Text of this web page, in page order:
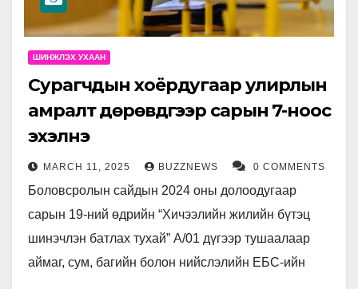
ШИНЖЛЭХ УХААН
Сурагчдын хоёрдугаар улирлын
амралт дөрөвдүгээр сарын 7-ноос
эхэлнэ
MARCH 11, 2025 BUZZNEWS 0 COMMENTS
Боловсролын сайдын 2024 оны долоодугаар
сарын 19-ний өдрийн “Хичээлийн жилийн бүтэц
шинэчлэн батлах тухай” А/01 дүгээр тушаалаар
аймаг, сум, багийн болон нийслэлийн ЕБС-ийн